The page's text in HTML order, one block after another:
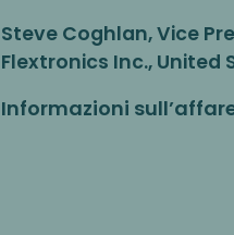
Steve Coghlan, Vice
Flextronics Inc., United
Informazioni